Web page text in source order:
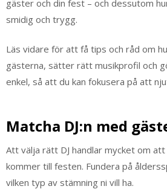
gäster och din fest – och dessutom
smidig och trygg.
Läs vidare för att få tips och råd om
gästerna, sätter rätt musikprofil och
enkel, så att du kan fokusera på att
Matcha DJ:n med
Att välja rätt DJ handlar mycket om
kommer till festen. Fundera på
vilken typ av stämning ni vill ha.